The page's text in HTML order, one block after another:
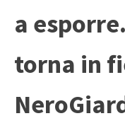
a
torna in